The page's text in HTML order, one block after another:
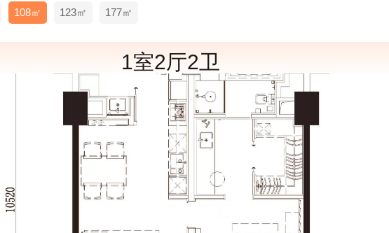
108㎡ 123㎡ 177㎡
1室2厅2卫